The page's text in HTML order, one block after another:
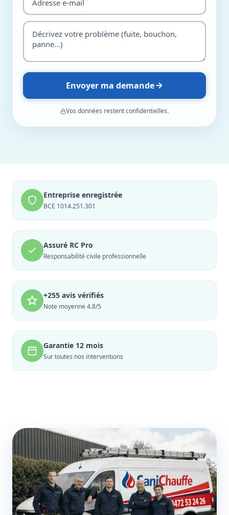
Envoyer ma demande
Vos données restent confidentielles.
Entreprise enregistrée
BCE 1014.251.301
Assuré RC Pro
Responsabilité civile professionnelle
+255 avis vérifiés
Note moyenne 4.8/5
Garantie 12 mois
Sur toutes nos interventions